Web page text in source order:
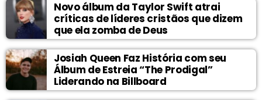
Novo álbum da Taylor Swift atrai
críticas de líderes cristãos que dizem
que ela zomba de Deus
Josiah Queen Faz História com seu
Álbum de Estreia “The Prodigal”
Liderando na Billboard